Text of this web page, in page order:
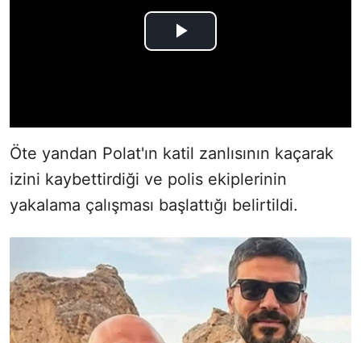
Öte yandan Polat'ın katil zanlısının kaçarak
izini kaybettirdiği ve polis ekiplerinin
yakalama çalışması başlattığı belirtildi.